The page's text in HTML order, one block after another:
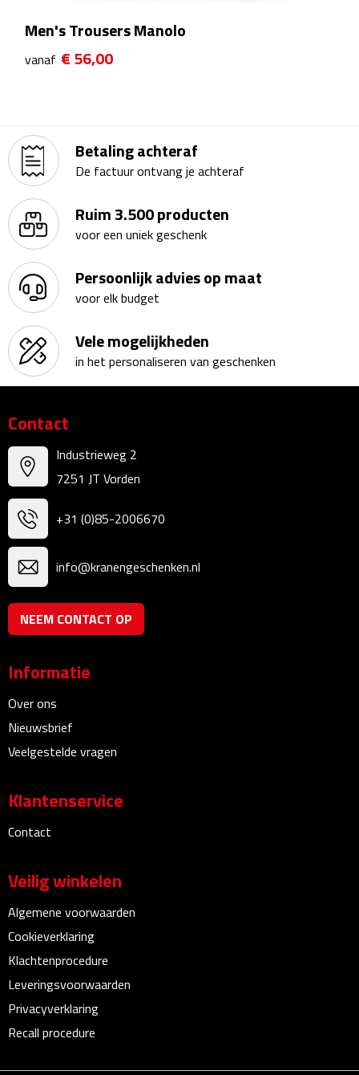
Beurs & Evenementen
Barmatten
Naambadges & naamkaarthouders
Stickers
Visitekaartjes
Vlaggen
Bureau Toebehoren
Bureauklokken
Bureaulampen
Bureau onderleggers
Bureau organizers
Bureausets
Bureau ventilatoren
Boekenleggers
Linialen
Muismatten
Pennenhouders
Puntenslijpers
Rekenmachines
Document- & Schrijfmappen
Documentmappen
Men's Trousers Manolo
vanaf € 56,00
Betaling achteraf
De factuur ontvang je achteraf
Ruim 3.500 producten
voor een uniek geschenk
Persoonlijk advies op maat
voor elk budget
Vele mogelijkheden
in het personaliseren van geschenken
Contact
Industrieweg 2
7251 JT Vorden
+31 (0)85-2006670
info@kranengeschenken.nl
NEEM CONTACT OP
Informatie
Over ons
Nieuwsbrief
Veelgestelde vragen
Klantenservice
Contact
Veilig winkelen
Algemene voorwaarden
Cookieverklaring
Klachtenprocedure
Leveringsvoorwaarden
Privacyverklaring
Recall procedure